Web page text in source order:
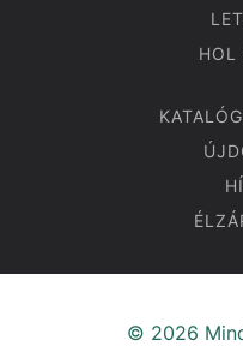
HOL
© 2026